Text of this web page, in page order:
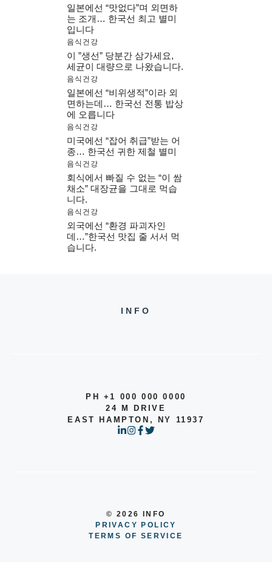
일본에선 “맛없다”며 외면하
는 조개… 한국선 최고 별미
입니다
음식건강
이 ”생선” 당분간 삼가세요,
세균이 대량으로 나왔습니다.
음식건강
일본에선 “비위생적”이라 외
면하는데… 한국선 전통 밥상
에 오릅니다
음식건강
미국에선 “잡어 취급”받는 어
종… 한국선 귀한 제철 별미
음식건강
회식에서 빠질 수 없는 “이 쌈
채소” 대장균을 그대로 먹습
니다.
음식건강
외국에선 “환경 파괴자인
데…”한국선 맛집 줄 서서 먹
습니다.
INFO
PH +1 000 000 0000
24 M DRIVE
EAST HAMPTON, NY 11937
© 2026 INFO
PRIVACY POLICY
TERMS OF SERVICE